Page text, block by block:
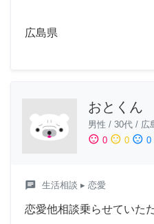
広島県
おとくん
男性 / 30代 / 広
sentiment_satisfied 0 sentiment_neutral 0 sentiment_dissatisfied 0
chat 生活相談 ▸ 恋愛
恋愛他相談乗らせていた